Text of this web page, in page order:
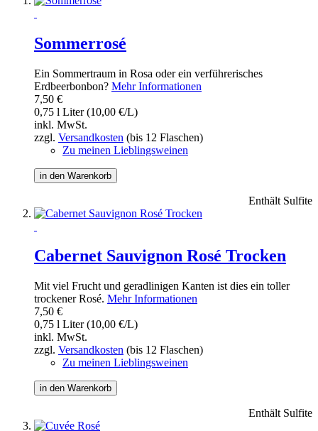
Sommerrosé
Ein Sommertraum in Rosa oder ein verführerisches
Erdbeerbonbon? Mehr Informationen
7,50 €
0,75 l Liter (10,00 €/L)
inkl. MwSt.
zzgl. Versandkosten (bis 12 Flaschen)
Zu meinen Lieblingsweinen
in den Warenkorb
Enthält Sulfite
Cabernet Sauvignon Rosé Trocken
Mit viel Frucht und geradlinigen Kanten ist dies ein toller
trockener Rosé. Mehr Informationen
7,50 €
0,75 l Liter (10,00 €/L)
inkl. MwSt.
zzgl. Versandkosten (bis 12 Flaschen)
Zu meinen Lieblingsweinen
in den Warenkorb
Enthält Sulfite